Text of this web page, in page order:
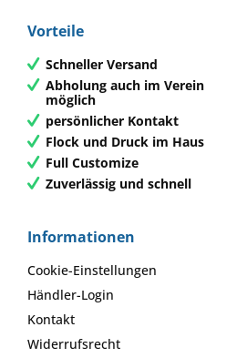
Vorteile
Schneller Versand
Abholung auch im Verein
möglich
persönlicher Kontakt
Flock und Druck im Haus
Full Customize
Zuverlässig und schnell
Informationen
Cookie-Einstellungen
Händler-Login
Kontakt
Widerrufsrecht